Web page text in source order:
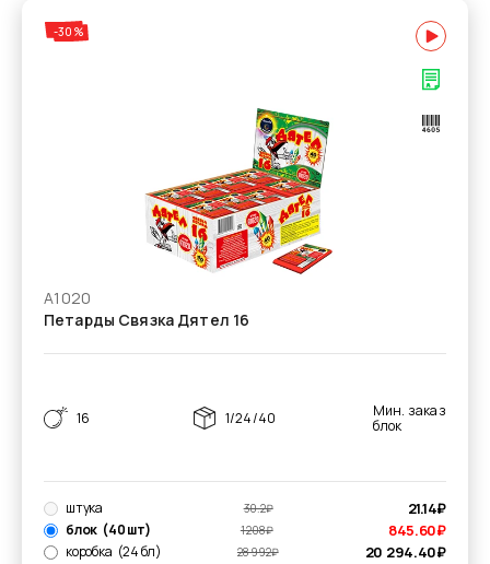
-30%
А1020
Петарды Связка Дятел 16
16 1/24/40
Мин. заказ
блок
штука 30.2₽ 21.14₽
блок (40 шт) 1 208₽ 845.60₽
коробка (24 бл) 28 992₽ 20 294.40₽